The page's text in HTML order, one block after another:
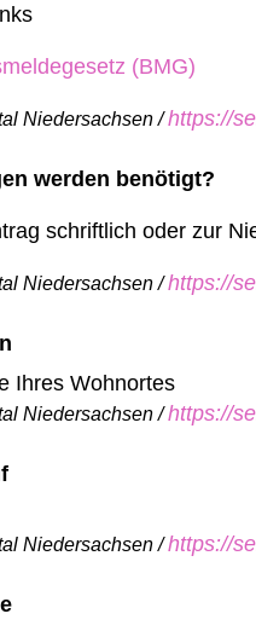
(BMG)
Niedersachsen /https://
werden benötigt?
schriftlich oder zur
Niedersachsen /https://
Ihres Wohnortes
Niedersachsen /https://
Niedersachsen /https://